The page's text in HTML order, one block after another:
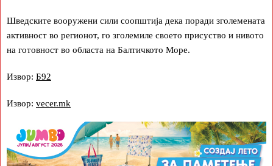
Шведските вооружени сили соопштија дека поради зголемената
активност во регионот, го зголемиле своето присуство и нивото
на готовност во областа на Балтичкото Море.
Извор: Б92
Извор: vecer.mk